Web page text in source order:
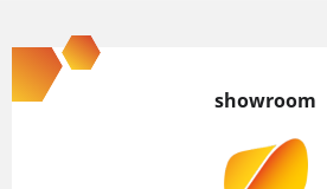
á
p
showroom